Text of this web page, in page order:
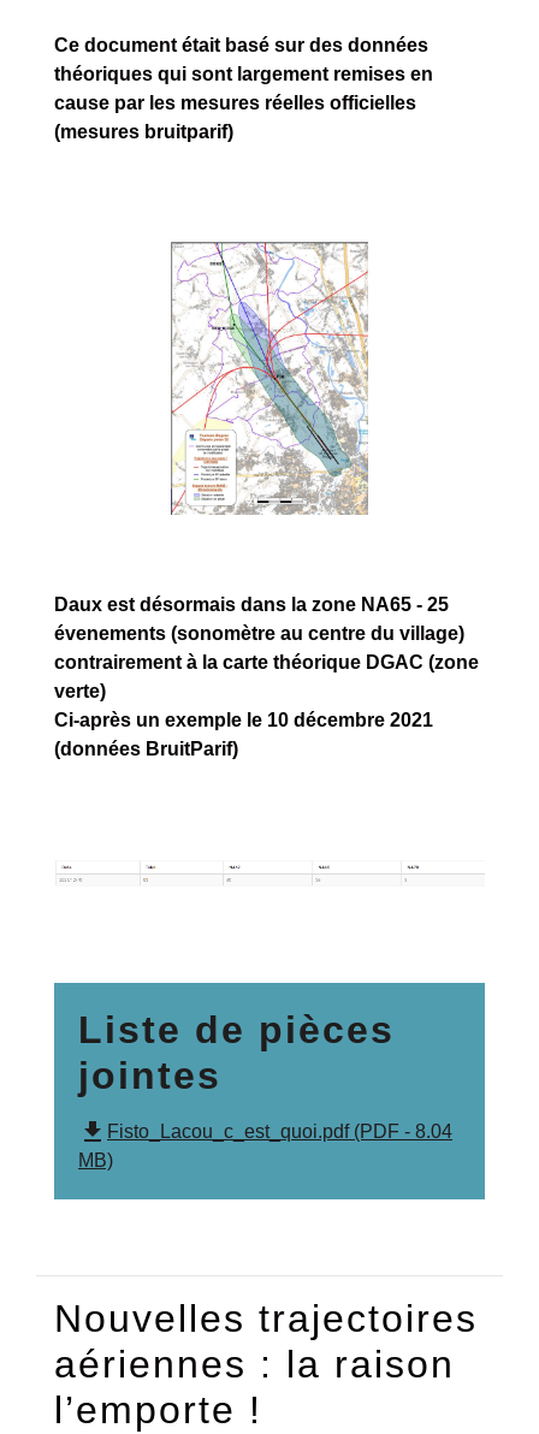
Ce document était basé sur des données
théoriques qui sont largement remises en
cause par les mesures réelles officielles
(mesures bruitparif)
Daux est désormais dans la zone NA65 - 25
évenements (sonomètre au centre du village)
contrairement à la carte théorique DGAC (zone
verte)
Ci-après un exemple le 10 décembre 2021
(données BruitParif)
Liste de pièces
jointes
file_download Fisto_Lacou_c_est_quoi.pdf (PDF - 8.04
MB)
Nouvelles trajectoires
aériennes : la raison
l’emporte !